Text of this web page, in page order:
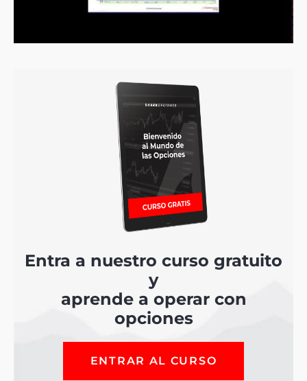
Entra a nuestro curso gratuito
y
aprende a operar con
opciones
ENTRAR AL CURSO